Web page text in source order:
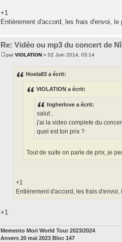
+1
Entièrement d'accord, les frais d'envoi,
Re: Vidéo ou mp3 du concert de
parVIOLATION » 02 Juin 2014, 03:14
Hoela83 a écrit:
VIOLATION a écrit:
higherlove a écrit:
salut ,
j'ai la video complete du
quel est ton prix ?
Tout de suite on parle de prix, je
+1
Entièrement d'accord, les frais
+1
Memento Mori World Tour 2023/2024
Anvers 20 mai 2023 Bloc 147